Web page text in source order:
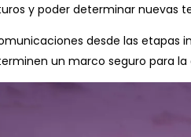
y poder determinar nuevas
desde las
un marco seguro para